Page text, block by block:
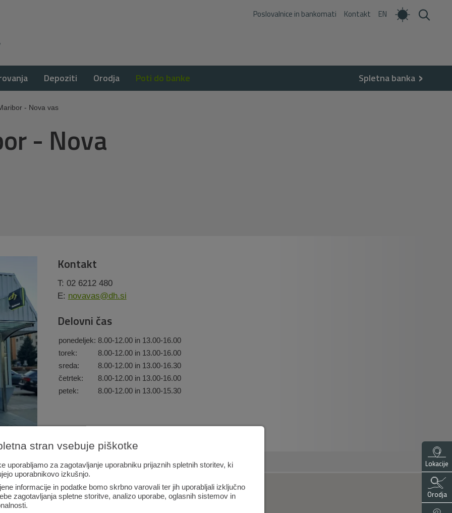
Depoziti Orodja Poti do banke
Poslovalnice in bankomati Kontakt EN
Spletna banka
- Nova vas
- Nova
Kontakt
T: 02 6212 480
E: novavas@dh.si
Delovni čas
ponedeljek: 8.00-12.00 in 13.00-16.00
torek:
8.00-12.00 in 13.00-16.00
sreda:
8.00-12.00 in 13.00-16.30
četrtek:
8.00-12.00 in 13.00-16.00
petek:
8.00-12.00 in 13.00-15.30
Lokacije
Orodja
stran vsebuje piškotke
uporabljamo za zagotavljanje uporabniku prijaznih spletnih storitev, ki
uporabnikovo izkušnjo.
informacije in podatke bomo skrbno varovali ter jih uporabljali izključno
zagotavljanja spletne storitve, analizo uporabe, oglasnih sistemov in